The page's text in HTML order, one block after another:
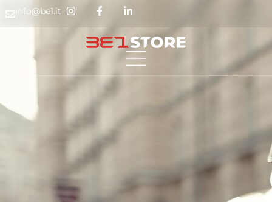
info@be1.it